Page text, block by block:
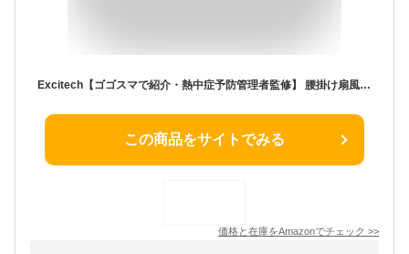
Excitech【ゴゴスマで紹介・熱中症予防管理者監修】 腰掛け扇風機 ベルトファン 日本企業企画 ブロワーファン 携帯扇風機 強力 クリップ式 【最大26.5時間稼働×風量3段階調整】ギフト プレゼント
この商品をサイトでみる
価格と在庫をAmazonでチェック >>